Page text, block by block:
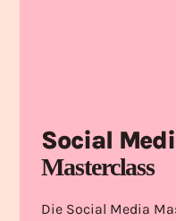
Social
Masterclass
Die Social Media